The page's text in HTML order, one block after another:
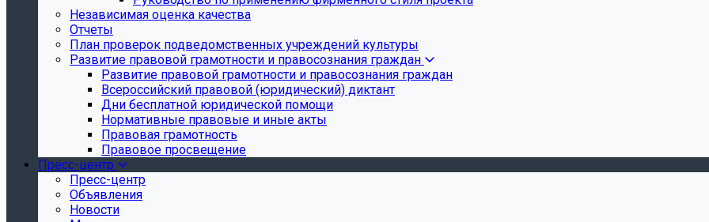
Независимая оценка качества
Отчеты
План проверок подведомственных учреждений культуры
Развитие правовой грамотности и правосознания граждан
Развитие правовой грамотности и правосознания граждан
Всероссийский правовой (юридический) диктант
Дни бесплатной юридической помощи
Нормативные правовые и иные акты
Правовая грамотность
Правовое просвещение
Пресс-центр
Пресс-центр
Объявления
Новости